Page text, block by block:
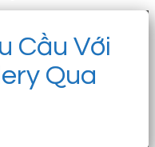
Cầu Với
Qua